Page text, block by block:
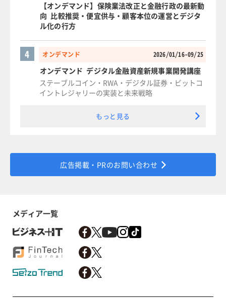
【オンデマンド】保険業法改正と金融行政の最新動
向 比較推奨・便宜供与・顧客本位の運営とデジタ
ル化の行方
オンデマンド 2026/01/16-09/25
4
オンデマンド デジタル金融資産新規事業開発講座
ステーブルコイン・RWA・デジタル証券・ビットコ
イントレジャリーの実装と未来戦略
もっと見る
広告掲載・PRのお問い合わせ
メディア一覧